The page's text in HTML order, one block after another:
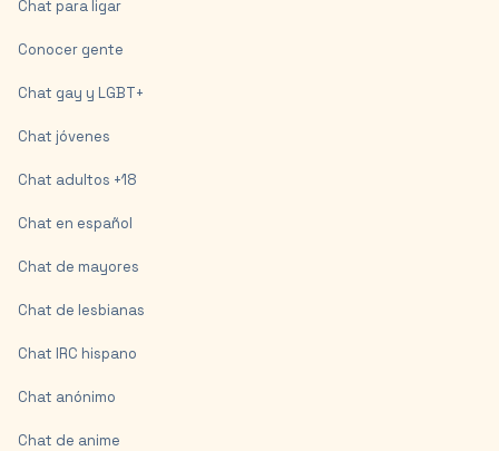
Chat para ligar
Conocer gente
Chat gay y LGBT+
Chat jóvenes
Chat adultos +18
Chat en español
Chat de mayores
Chat de lesbianas
Chat IRC hispano
Chat anónimo
Chat de anime